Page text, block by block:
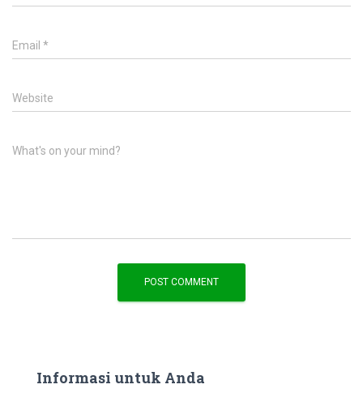
Email *
Website
What's on your mind?
Informasi untuk Anda